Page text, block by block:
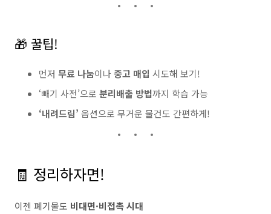
🎁 꿀팁!
먼저 무료 나눔이나 중고 매입 시도해 보기!
‘빼기 사전’으로 분리배출 방법까지 학습 가능
‘내려드림’ 옵션으로 무거운 물건도 간편하게!
🧾 정리하자면!
이젠 폐기물도 비대면·비접촉 시대